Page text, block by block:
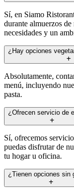
Sí, en Siamo
durante almuerzos
necesidades y un
¿Hay opciones
Absolutamente,
menú, incluyendo
pasta.
¿Ofrecen servicio de
Sí, ofrecemos
puedas disfrutar de
tu hogar u oficina.
¿Tienen opciones sin